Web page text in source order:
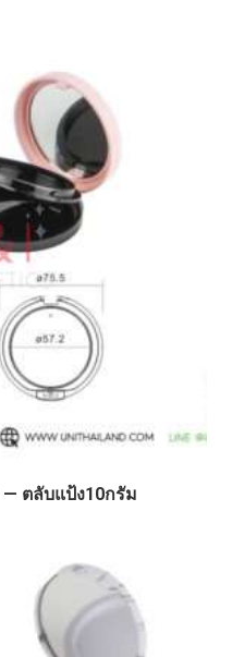
— ตลับแป้ง10กรัม